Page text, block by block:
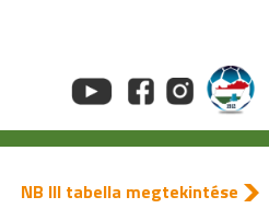
NB III tabella megtekintése